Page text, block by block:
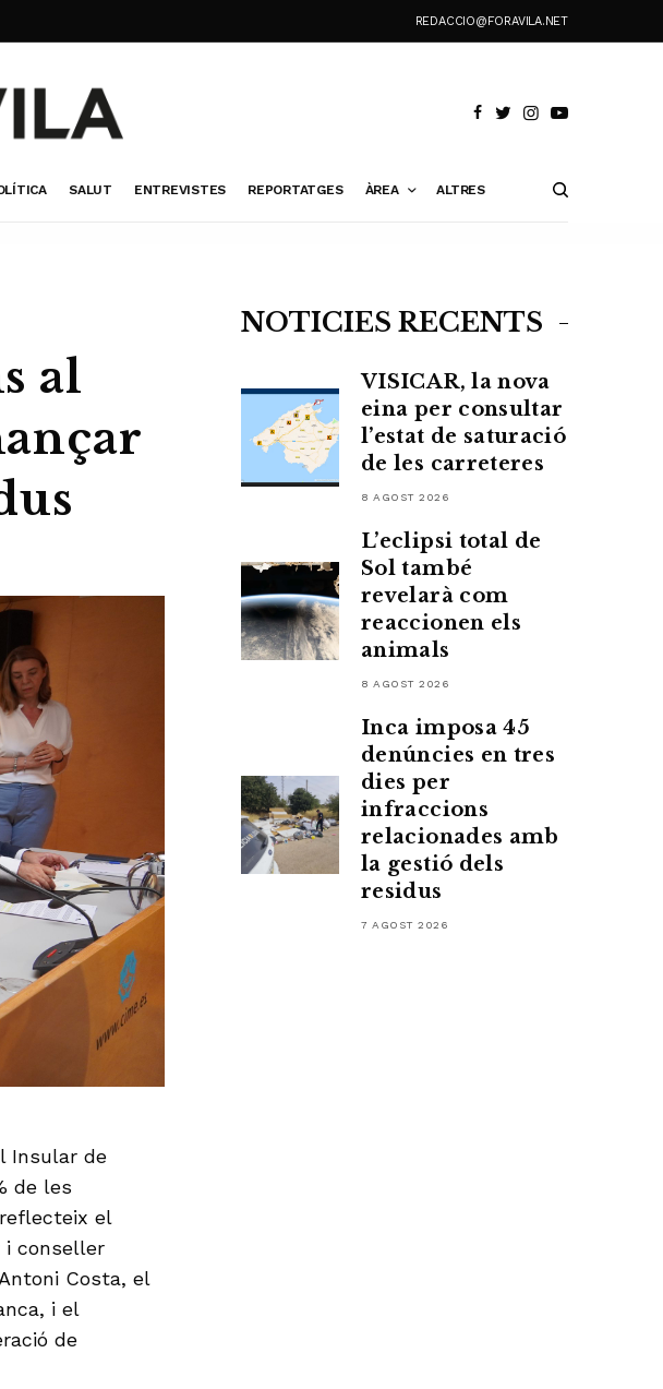
REDACCIO@FORAVILA.NET
SALUT ENTREVISTES REPORTATGES ÀREA ALTRES
al
Insular de
de les
el
i conseller
Costa, el
i el
de
NOTÍCIES RECENTS
VISICAR, la nova
eina per consultar
l’estat de saturació
de les carreteres
8 AGOST 2026
L’eclipsi total de
Sol també
revelarà com
reaccionen els
animals
8 AGOST 2026
Inca imposa 45
denúncies en tres
dies per
infraccions
relacionades amb
la gestió dels
residus
7 AGOST 2026